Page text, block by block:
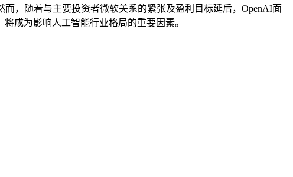
，随着与主要投资者微软关系的紧张及盈利目标延后，OpenAI面
成为影响人工智能行业格局的重要因素。